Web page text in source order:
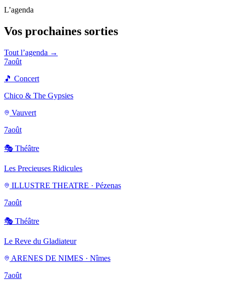
L’agenda
Vos prochaines sorties
Tout l’agenda →
7août
🎵 Concert
Chico & The Gypsies
Vauvert
7août
🎭 Théâtre
Les Precieuses Ridicules
ILLUSTRE THEATRE · Pézenas
7août
🎭 Théâtre
Le Reve du Gladiateur
ARENES DE NIMES · Nîmes
7août